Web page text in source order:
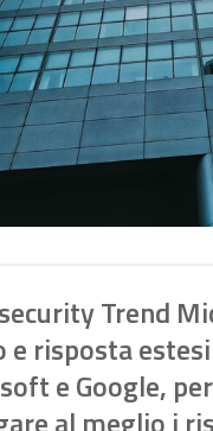
Trend
risposta
e Google,